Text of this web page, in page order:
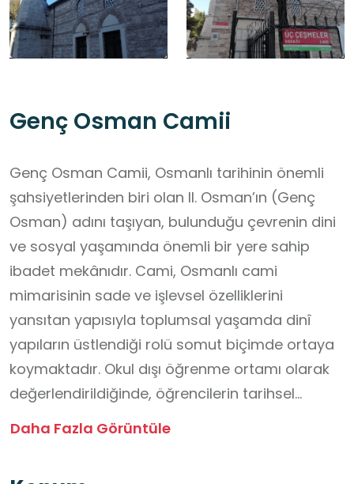
Genç Osman Camii
Genç Osman Camii, Osmanlı tarihinin önemli
şahsiyetlerinden biri olan II. Osman’ın (Genç
Osman) adını taşıyan, bulunduğu çevrenin dini
ve sosyal yaşamında önemli bir yere sahip
ibadet mekânıdır. Cami, Osmanlı cami
mimarisinin sade ve işlevsel özelliklerini
yansıtan yapısıyla toplumsal yaşamda dinî
yapıların üstlendiği rolü somut biçimde ortaya
koymaktadır. Okul dışı öğrenme ortamı olarak
değerlendirildiğinde, öğrencilerin tarihsel
süreklilik, kültürel miras, toplumsal dayanışma
Daha Fazla Görüntüle